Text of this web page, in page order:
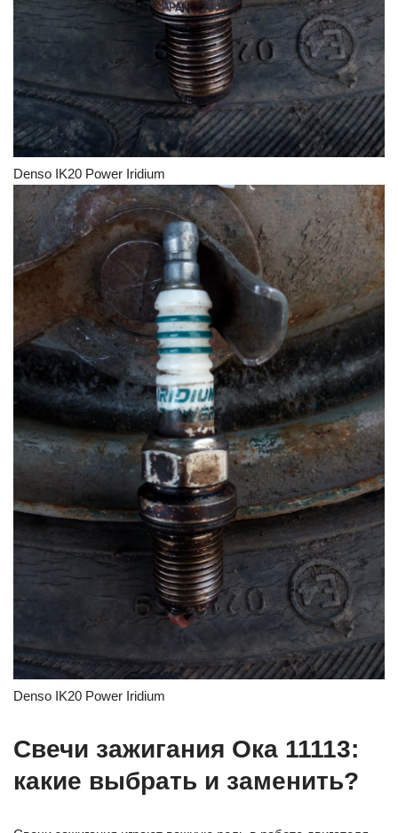
Denso IK20 Power Iridium
Denso IK20 Power Iridium
Свечи зажигания Ока 11113:
какие выбрать и заменить?